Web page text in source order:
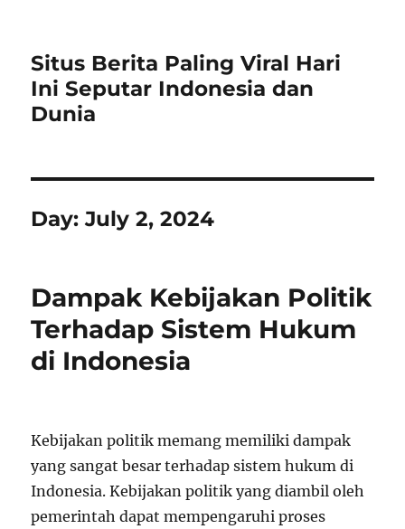
Situs Berita Paling Viral Hari
Ini Seputar Indonesia dan
Dunia
Day:July 2, 2024
Dampak Kebijakan Politik
Terhadap Sistem Hukum
di Indonesia
Kebijakan politik memang memiliki dampak
yang sangat besar terhadap sistem hukum di
Indonesia. Kebijakan politik yang diambil oleh
pemerintah dapat mempengaruhi proses